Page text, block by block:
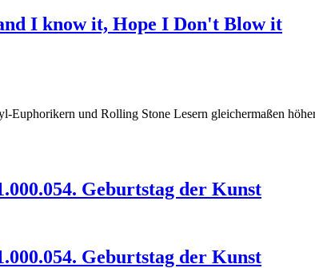
I know it, Hope I Don't Blow it
und Rolling Stone Lesern gleichermaßen
Geburtstag der Kunst
Geburtstag der Kunst